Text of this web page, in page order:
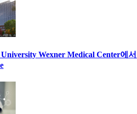
Wexner Medical Center에